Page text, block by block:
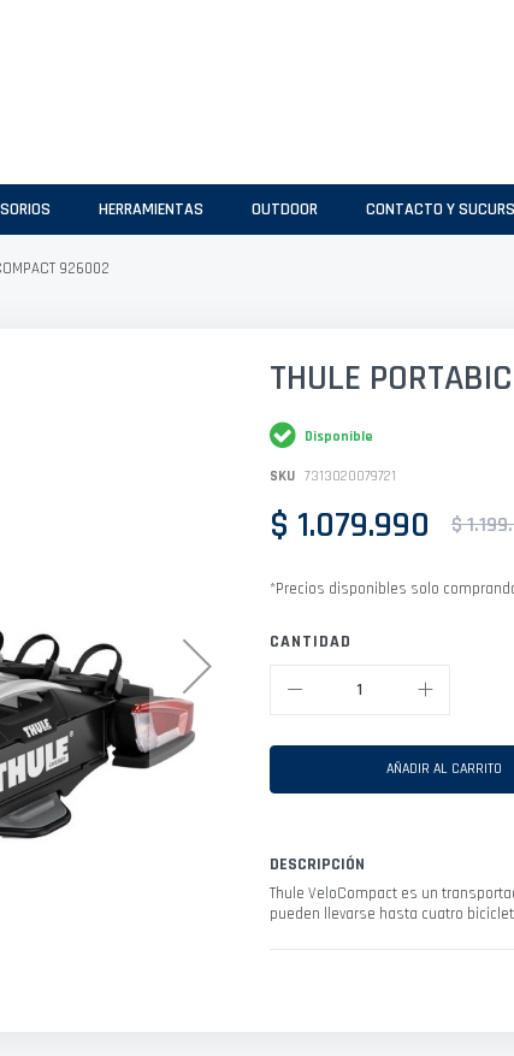
HERRAMIENTAS OUTDOOR CONTACTO Y
926002
THULE
Disponible
SKU 7313020079721
$ 1.079.990 $
*Precios disponibles solo
CANTIDAD
AÑADIR AL CARRITO
DESCRIPCIÓN
Thule VeloCompact es un
pueden llevarse hasta cuatro